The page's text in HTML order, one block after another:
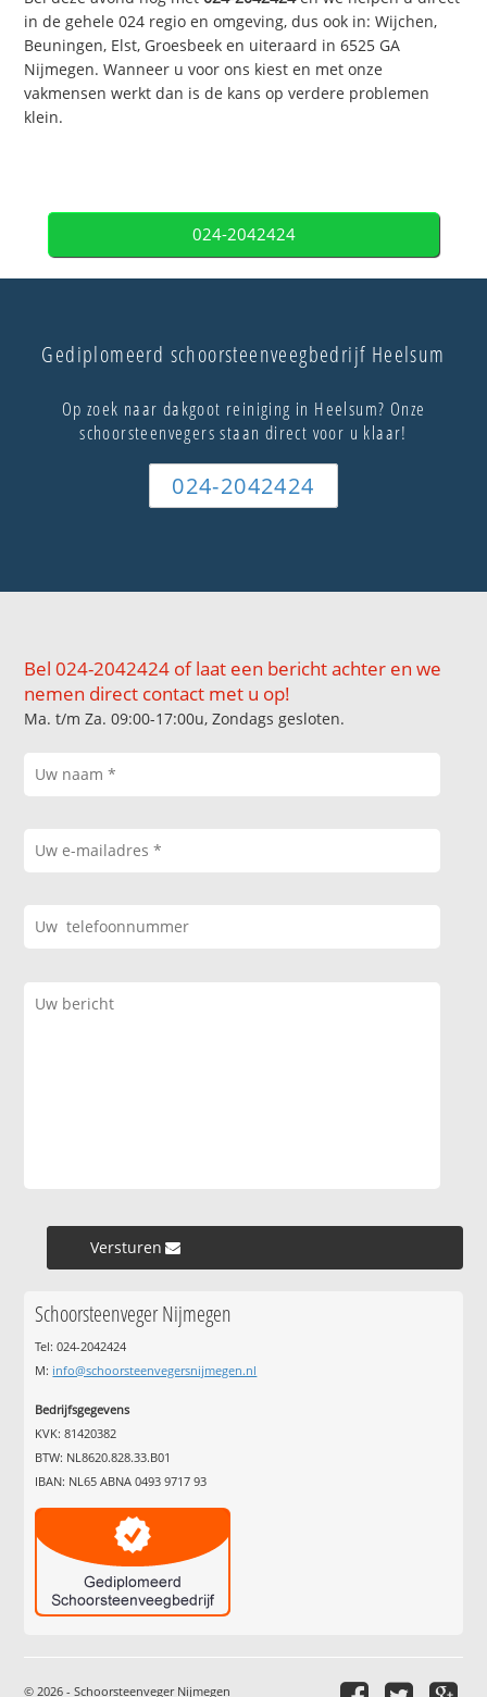
in de gehele 024 regio en omgeving, dus ook in: Wijchen,
Beuningen, Elst, Groesbeek en uiteraard in 6525 GA
Nijmegen. Wanneer u voor ons kiest en met onze
vakmensen werkt dan is de kans op verdere problemen
klein.
024-2042424
Gediplomeerd schoorsteenveegbedrijf Heelsum
Op zoek naar dakgoot reiniging in Heelsum? Onze
schoorsteenvegers staan direct voor u klaar!
024-2042424
Bel 024-2042424 of laat een bericht achter en we
nemen direct contact met u op!
Ma. t/m Za. 09:00-17:00u, Zondags gesloten.
Versturen »
Schoorsteenveger Nijmegen
Tel: 024-2042424
M: info@schoorsteenvegersnijmegen.nl
Bedrijfsgegevens
KVK: 81420382
BTW: NL8620.828.33.B01
IBAN: NL65 ABNA 0493 9717 93
© 2026 - Schoorsteenveger Nijmegen